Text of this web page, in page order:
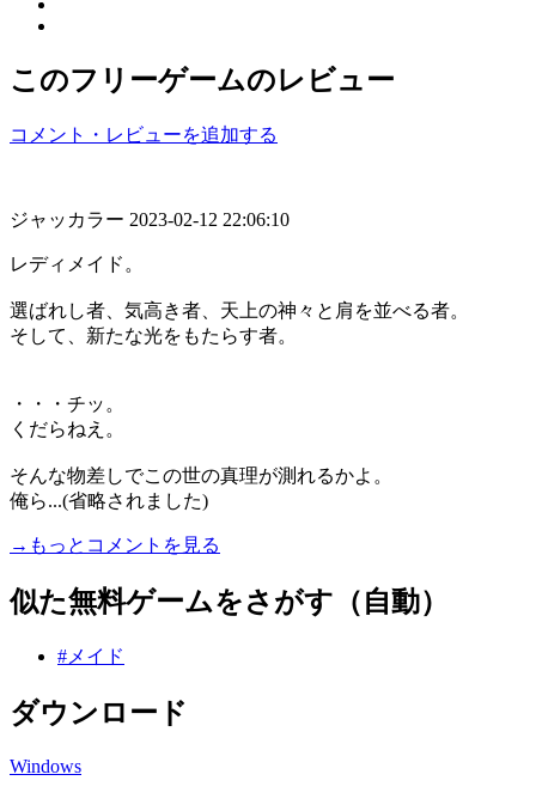
このフリーゲームのレビュー
コメント・レビューを追加する
ジャッカラー 2023-02-12 22:06:10
レディメイド。
選ばれし者、気高き者、天上の神々と肩を並べる者。
そして、新たな光をもたらす者。
・・・チッ。
くだらねえ。
そんな物差しでこの世の真理が測れるかよ。
俺ら...(省略されました)
→もっとコメントを見る
似た無料ゲームをさがす（自動）
#メイド
ダウンロード
Windows